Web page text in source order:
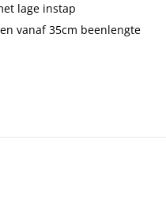
lage instap
vanaf 35cm beenlengte